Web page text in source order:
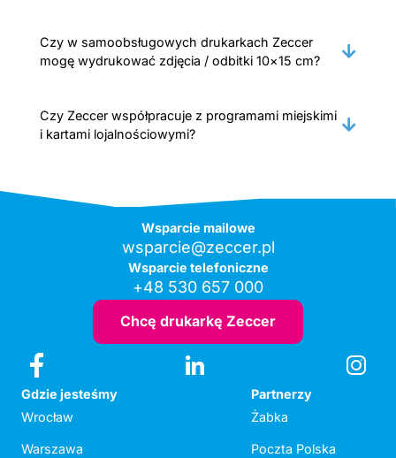
Czy w samoobsługowych drukarkach Zeccer
mogę wydrukować zdjęcia / odbitki 10×15 cm?
Czy Zeccer współpracuje z programami miejskimi
i kartami lojalnościowymi?
Wsparcie mailowe
wsparcie@zeccer.pl
Wsparcie telefoniczne
+48 530 657 000
Chcę drukarkę Zeccer
Gdzie jesteśmy
Wrocław
Warszawa
Partnerzy
Żabka
Poczta Polska